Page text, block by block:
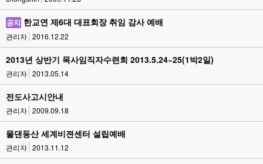
공지 한교연 제6대 대표회장 취임 감사 예배
관리자 2016.12.22
2013년 상반기 목사임직자수련회 2013.5.24~25(1박2일)
관리자 2013.05.14
전도사고시안내
관리자 2009.09.18
물댄동산 세계비젼센터 설립예배
관리자 2013.11.12